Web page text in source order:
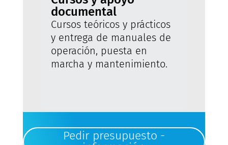
documental
Cursos teóricos y prácticos
y entrega de manuales de
operación, puesta en
marcha y mantenimiento.
Pedir presupuesto -